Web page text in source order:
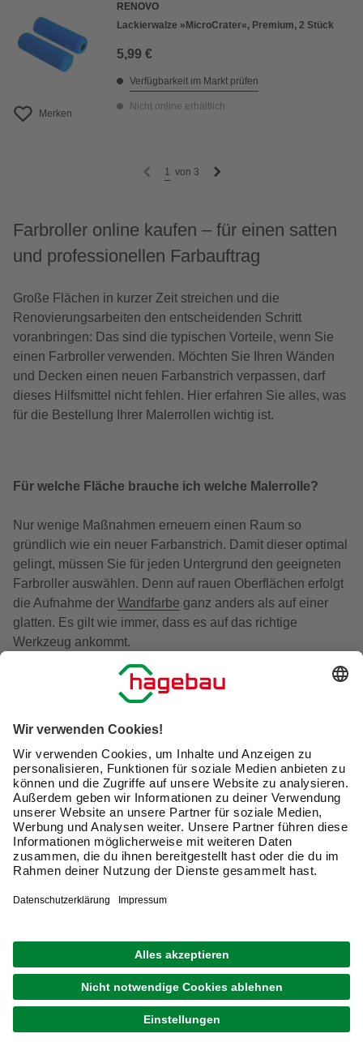
Merken
RENOVO
Lackierwalze »MicroCrater«, Premium, 2 Stück
5,99 €
Verfügbarkeit im Markt prüfen
Nicht online erhältlich
1 von 3
Farbroller online kaufen – für einen satten
und professionellen Farbauftrag
Große Flächen in kurzer Zeit streichen und die
Renovierungsarbeiten den entscheidenden Schritt
voranbringen: Das sind die typischen Vorteile, wenn Sie
einen Farbroller verwenden. Möchten Sie Ihren Wänden
und Decken einen neuen Farbanstrich verpassen, darf
dieses Hilfsmittel nicht fehlen. Hier erfahren Sie alles, was
für die Bestellung Ihrer Malerrollen wichtig ist.
Für welche Fläche brauche ich welche Malerrolle?
Nur wenige Maßnahmen erneuern einen Raum so
gründlich wie ein neuer Farbanstrich. Damit dieser optimal
gelingt, müssen Sie für jeden Untergrund den geeigneten
Farbroller auswählen. Denn auf rauen Oberflächen erfolgt
die Aufnahme der Wandfarbe ganz anders als auf einer
glatten. Es gilt wie immer, dass es auf das richtige
Werkzeug ankommt.
Das wichtigste Unterscheidungsmerkmal betrifft beim
genau darauf, ob es sich um einen kurzen oder einen
langen Flor handelt.
Kurzflor-Farbroller:Die Farbroller in dieser Variante
haben entweder sehr kurze oder gar keine Fasern. In
letzterem Falle handelt es sich um Produkte aus
Schaumstoff. Ist ein Flor vorhanden, besitzt dieser
zum Einsatz.
ihrer deutlich ausgeprägten, faserigen Struktur
erkennbar. Sie weisen immer einen Flor auf und dessen